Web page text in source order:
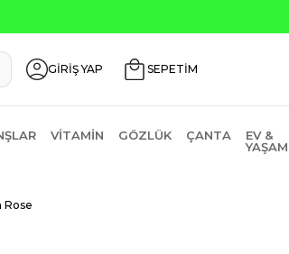
GİRİŞ YAP SEPETİM
VITAMIN GÖZLÜK ÇANTA
EV &
YAŞAM
Rose